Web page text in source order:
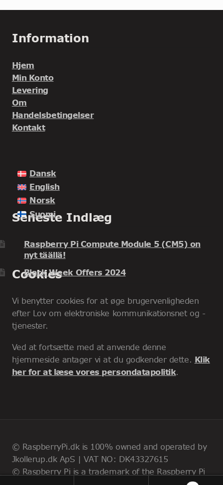
Information
Hjem
Min Konto
Levering
Om
Handelsbetingelser
Kontakt
Dansk
English
Norsk
Suomi
Seneste Indlæg
Raspberry Pi Compute Module 5 (CM5) on
nyt täällä!
Black Week Offers 2024
Cookies
Vi benytter cookies for at øge brugervenligheden
efter Lov om elektroniske kommunikationsnet og -
tjenester.
Ved at fortsætte med at anvende denne
hjemmeside antager vi at du godkender dette. Klik
her for at læse vores persondatapolitik.
© RaspberryPi.dk is 100% owned and operated by
Jkollerup.dk ApS | VAT NO: DK43327615
© Raspberry Pi is a trademark of the Raspberry Pi